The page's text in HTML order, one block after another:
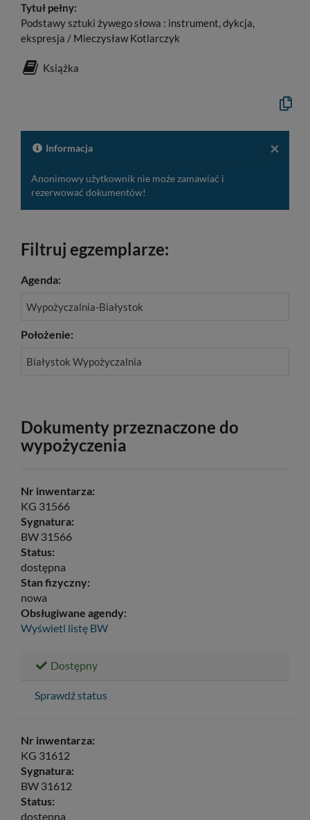
Tytuł pełny:
Podstawy sztuki żywego słowa : instrument, dykcja,
ekspresja / Mieczysław Kotlarczyk
Książka
Kopiuj
do
×
Informacja
Anonimowy użytkownik nie może zamawiać i
rezerwować dokumentów!
Filtruj egzemplarze:
Agenda:
Wypożyczalnia-Białystok
Położenie:
Białystok Wypożyczalnia
Dokumenty przeznaczone do
wypożyczenia
Nr inwentarza:
KG 31566
Sygnatura:
BW 31566
Status:
dostępna
Stan fizyczny:
nowa
Obsługiwane agendy:
Wyświetl listę BW
Dostępny
Sprawdź status
Nr inwentarza:
KG 31612
Sygnatura:
BW 31612
Status:
dostępna